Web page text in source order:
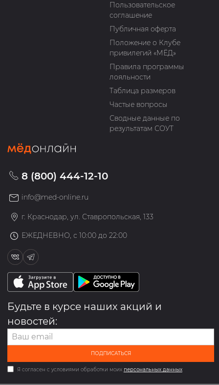
Пользовательское
соглашение
Публичная оферта
Положение о Клубе
привилегий «МЁД»
Правила программы
лояльности
Таблица размеров
Частые вопросы
Сводные данные по
результатам СОУТ
8 (800) 444-12-10
info@med-online.ru
г. Краснодар, ул. Ставропольская, 133
ЕЖЕДНЕВНО, с 10:00 до 22:00
Будьте в курсе наших акций и
новостей:
ПОДПИСАТЬСЯ
Я согласен с условиями обработки моих персональных данных